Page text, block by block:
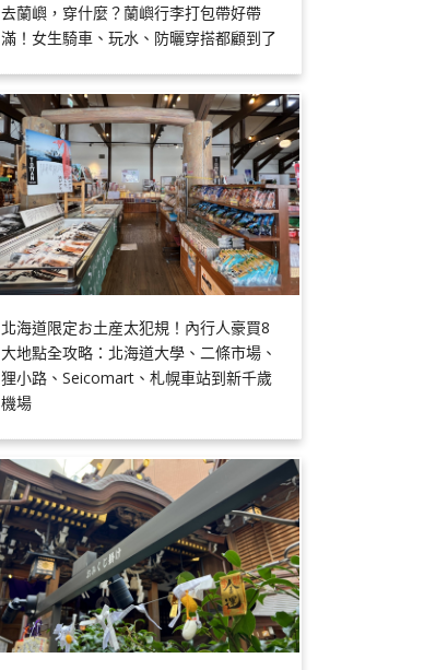
去蘭嶼，穿什麼？蘭嶼行李打包帶好帶
滿！女生騎車、玩水、防曬穿搭都顧到了
北海道限定お土産太犯規！內行人豪買8
大地點全攻略：北海道大學、二條市場、
狸小路、Seicomart、札幌車站到新千歲
機場